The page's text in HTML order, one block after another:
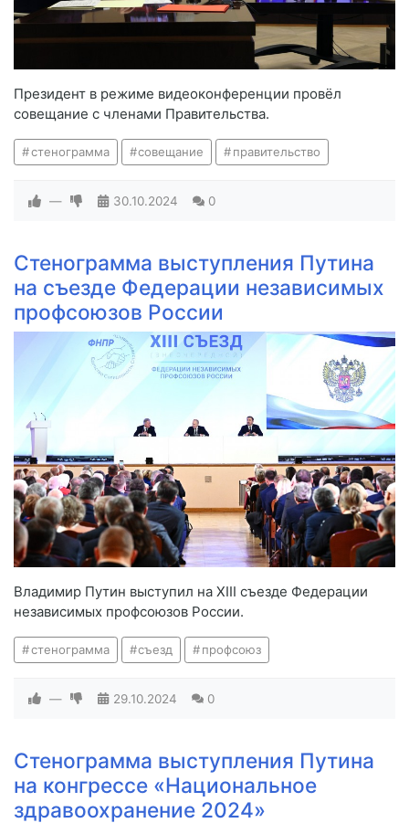
Президент в режиме видеоконференции провёл
совещание с членами Правительства.
стенограмма совещание правительство
— 30.10.2024 0
Стенограмма выступления Путина
на съезде Федерации независимых
профсоюзов России
Владимир Путин выступил на XIII съезде Федерации
независимых профсоюзов России.
стенограмма съезд профсоюз
— 29.10.2024 0
Стенограмма выступления Путина
на конгрессе «Национальное
здравоохранение 2024»